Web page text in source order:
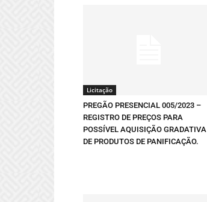
Licitação
PREGÃO PRESENCIAL 005/2023 –
REGISTRO DE PREÇOS PARA
POSSÍVEL AQUISIÇÃO GRADATIVA
DE PRODUTOS DE PANIFICAÇÃO.